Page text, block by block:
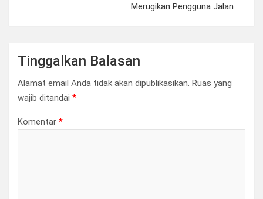
Merugikan Pengguna Jalan
Tinggalkan Balasan
Alamat email Anda tidak akan dipublikasikan. Ruas yang
wajib ditandai *
Komentar *